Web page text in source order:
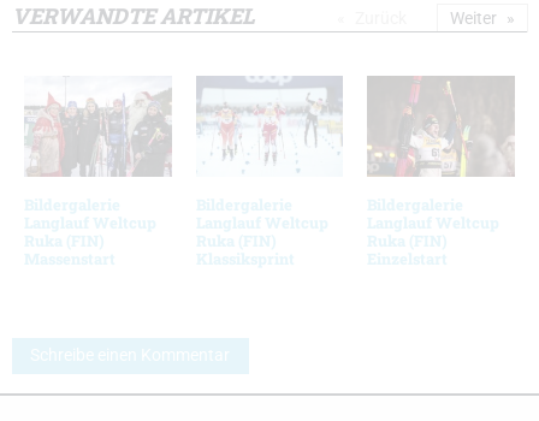
VERWANDTE ARTIKEL
Bildergalerie
Langlauf Weltcup
Ruka (FIN)
Massenstart
Bildergalerie
Langlauf Weltcup
Ruka (FIN)
Klassiksprint
Bildergalerie
Langlauf Weltcup
Ruka (FIN)
Einzelstart
Weiter
Schreibe einen Kommentar